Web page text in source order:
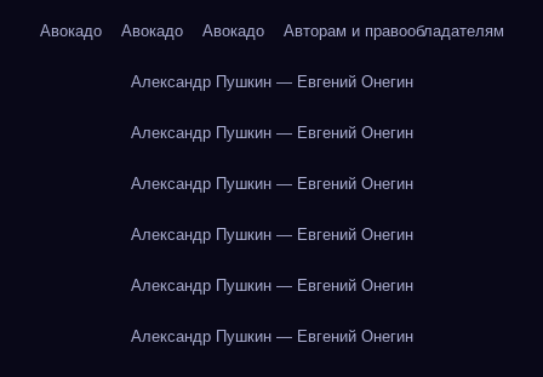
Авокадо Авокадо Авокадо Авторам и правообладателям
Александр Пушкин — Евгений Онегин
Александр Пушкин — Евгений Онегин
Александр Пушкин — Евгений Онегин
Александр Пушкин — Евгений Онегин
Александр Пушкин — Евгений Онегин
Александр Пушкин — Евгений Онегин